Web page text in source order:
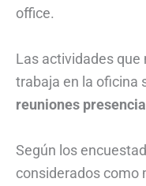
office.
Las actividades que
trabaja en la oficina
reuniones
Según los
considerados como